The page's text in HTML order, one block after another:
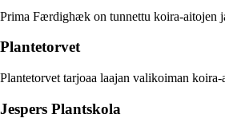
Prima Færdighæk on tunnettu koira-aitojen
Plantetorvet
Plantetorvet tarjoaa laajan valikoiman
Jespers Plantskola